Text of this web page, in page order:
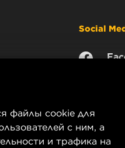
Social
файлы cookie для
с ним, а
и трафика на